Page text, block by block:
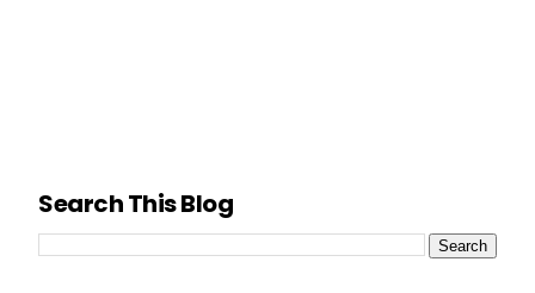
Search This Blog